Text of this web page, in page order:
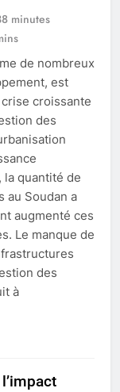
minutes
de nombreux
est
croissante
des
la quantité de
au Soudan a
augmenté ces
Le manque de
des
à